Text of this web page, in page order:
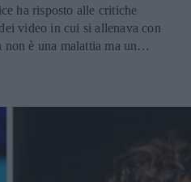
ha risposto alle critiche
video in cui si allenava con
è una malattia ma un